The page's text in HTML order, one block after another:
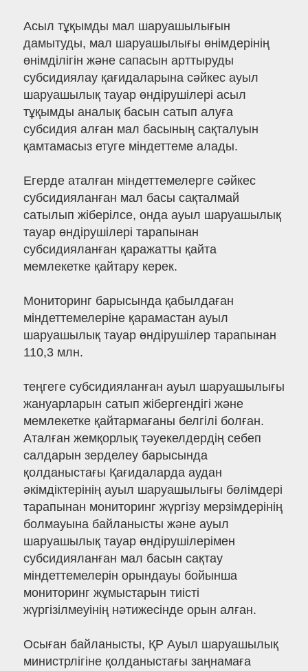
Асыл тұқымды мал шаруашылығын
дамытуды, мал шаруашылығы өнімдерінің
өнімділігін және сапасын арттыруды
субсидиялау қағидаларына сәйкес ауыл
шаруашылық тауар өндірушілері асыл
тұқымды аналық басын сатып алуға
субсидия алған мал басының сақталуын
қамтамасыз етуге міндеттеме алады.
Егерде аталған міндеттемелерге сәйкес
субсидияланған мал басы сақталмай
сатылып жіберілсе, онда ауыл шаруашылық
тауар өндірушілері тарапынан
субсидияланған қаражатты қайта
мемлекетке қайтару керек.
Мониторинг барысында қабылдаған
міндеттемелеріне қарамастан ауыл
шаруашылық тауар өндірушілер тарапынан
110,3 млн.
теңгеге субсидияланған ауыл шаруашылығы
жануарларын сатып жібергендігі және
мемлекетке қайтармағаны белгілі болған.
Аталған жемқорлық тәуекелдердің себеп
салдарын зерделеу барысында
қолданыстағы Қағидаларда аудан
әкімдіктерінің ауыл шаруашылығы бөлімдері
тарапынан мониторинг жүргізу мерзімдерінің
болмауына байланысты және ауыл
шаруашылық тауар өндірушілерімен
субсидияланған мал басын сақтау
міндеттемелерін орындауы бойынша
мониторинг жұмыстарын тиісті
жүргізілмеуінің нәтижесінде орын алған.
Осыған байланысты, ҚР Ауыл шаруашылық
министрлігіне қолданыстағы заңнамаға